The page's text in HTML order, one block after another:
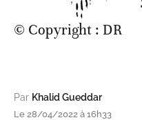
© Copyright : DR
Par Khalid Gueddar
Le 28/04/2022 à 16h33